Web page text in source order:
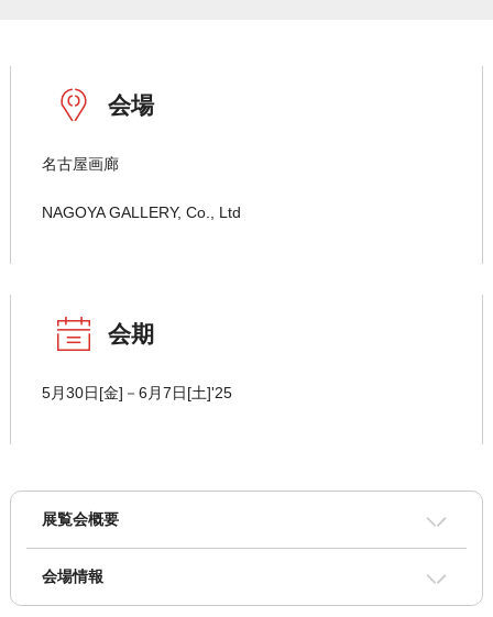
会場
名古屋画廊
NAGOYA GALLERY, Co., Ltd
会期
5月30日[金]－6月7日[土]'25
展覧会概要
会場情報